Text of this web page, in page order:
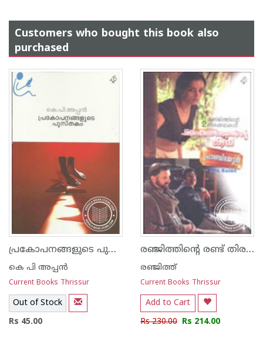
Customers who bought this book also
purchased
പ്രകോപനങ്ങളുടെ പുസ്തകം
കെ പി അപ്പന്‍
Current Books Thrissur
Out of Stock
Rs 45.00
രഞ്ജിത്തിന്റെ രണ്ട് തിരകഥകള്‍ പാലേരി മാണിക്കം പ്രാഞ്ചിയേട്ടന്‍
രഞ്ജിത്ത്
Current Books Thrissur
Add to Cart
Rs 230.00 Rs 214.00